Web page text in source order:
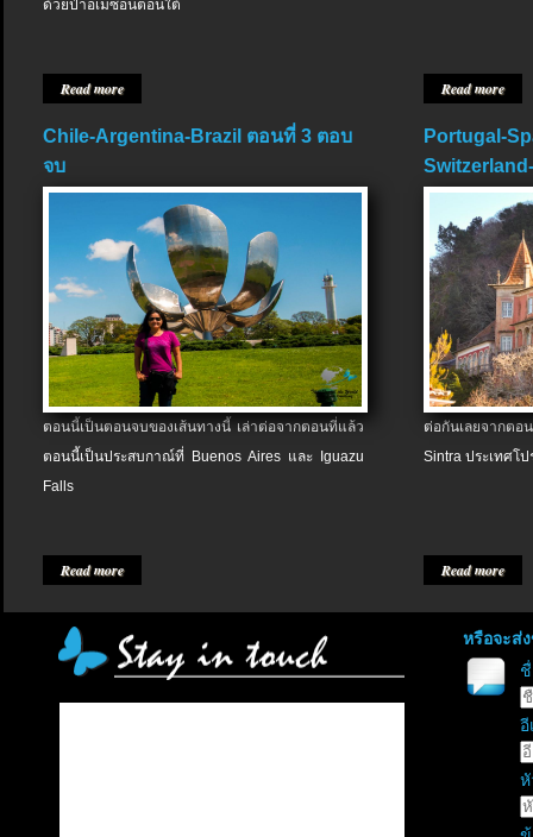
ด้วยป่าอเมซอนตอนใต้
Read more Read more
Chile-Argentina-Brazil ตอนที่ 3 ตอบ
จบ
ตอนนี้เป็นตอนจบของเส้นทางนี้ เล่าต่อจากตอนที่แล้ว
ตอนนี้เป็นประสบกาณ์ที่ Buenos Aires และ Iguazu
Falls
Read more
Portugal-
ต่อกันเลยจากต
Sintra ประเทศโป
Read more
หรือจะส่
อี
หั